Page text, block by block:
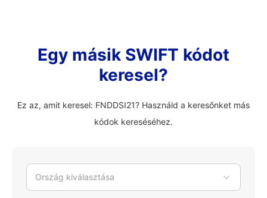
Egy másik SWIFT kódot
keresel?
Ez az, amit keresel: FNDDSI21? Használd a keresőnket más
kódok kereséséhez.
Ország kiválasztása